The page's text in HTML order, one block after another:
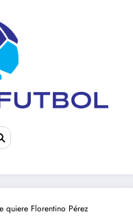
quiere Florentino Pérez